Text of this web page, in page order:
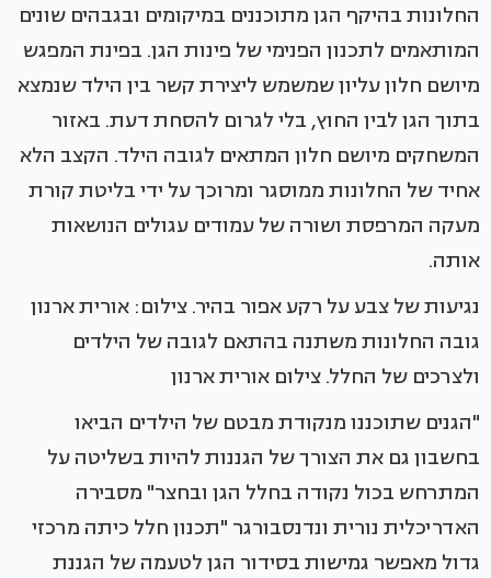
החלונות בהיקף הגן מתוכננים במיקומים ובגבהים שונים
המותאמים לתכנון הפנימי של פינות הגן. בפינת המפגש
מיושם חלון עליון שמשמש ליצירת קשר בין הילד שנמצא
בתוך הגן לבין החוץ, בלי לגרום להסחת דעת. באזור
המשחקים מיושם חלון המתאים לגובה הילד. הקצב הלא
אחיד של החלונות ממוסגר ומרוכך על ידי בליטת קורת
מעקה המרפסת ושורה של עמודים עגולים הנושאות
אותה.
נגיעות של צבע על רקע אפור בהיר. צילום: אורית ארנון
גובה החלונות משתנה בהתאם לגובה של הילדים
ולצרכים של החלל. צילום אורית ארנון
"הגנים שתוכננו מנקודת מבטם של הילדים הביאו
בחשבון גם את הצורך של הגננות להיות בשליטה על
המתרחש בכול נקודה בחלל הגן ובחצר" מסבירה
האדריכלית נורית ונדנסבורגר "תכנון חלל כיתה מרכזי
גדול מאפשר גמישות בסידור הגן לטעמה של הגננת